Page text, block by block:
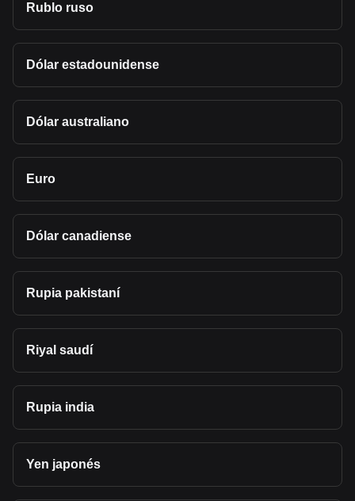
Rublo ruso
Dólar estadounidense
Dólar australiano
Euro
Dólar canadiense
Rupia pakistaní
Riyal saudí
Rupia india
Yen japonés